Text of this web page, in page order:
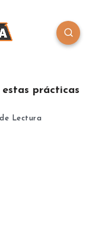
prácticas
Lectura